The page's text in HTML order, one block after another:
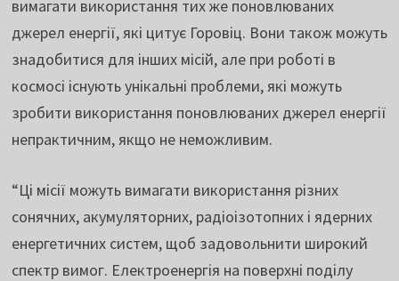
вимагати використання тих же поновлюваних
джерел енергії, які цитує Горовіц. Вони також можуть
знадобитися для інших місій, але при роботі в
космосі існують унікальні проблеми, які можуть
зробити використання поновлюваних джерел енергії
непрактичним, якщо не неможливим.
“Ці місії можуть вимагати використання різних
сонячних, акумуляторних, радіоізотопних і ядерних
енергетичних систем, щоб задовольнити широкий
спектр вимог. Електроенергія на поверхні поділу